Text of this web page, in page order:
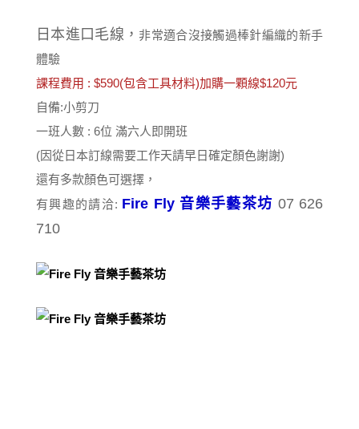
日本進口毛線， 非常適合沒接觸過棒針編織的新手
體驗
課程費用 : $590(包含工具材料)加購一顆線$120元
自備:小剪刀
一班人數 : 6位 滿六人即開班
(因從日本訂線需要工作天請早日確定顏色謝謝)
還有多款顏色可選擇，
有興趣的請洽: Fire Fly 音樂手藝茶坊 07 626
710